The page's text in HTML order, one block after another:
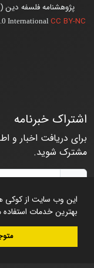
این وب سایت از کوکی ها
بهترین خدمات
پژوهشنامه فلسفه دین
International CC BY-NC
اشتراک خبرنامه
برای دریافت اخبار و
مشترک شوید.
© سامانه مدیریت